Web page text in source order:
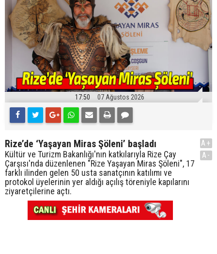
17:50 07 Ağustos 2026
Rize’de ‘Yaşayan Miras Şöleni’ başladı
Kültür ve Turizm Bakanlığı'nın katkılarıyla Rize Çay
Çarşısı'nda düzenlenen "Rize Yaşayan Miras Şöleni", 17
farklı ilinden gelen 50 usta sanatçının katılımı ve
protokol üyelerinin yer aldığı açılış töreniyle kapılarını
ziyaretçilerine açtı.
A+
A-